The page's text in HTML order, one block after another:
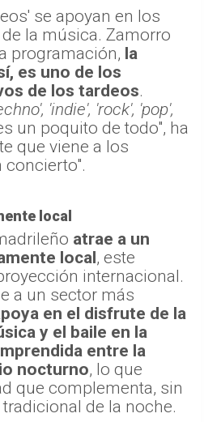
se apoyan en los
la música. Zamorro
programación, la
es uno de los
de los tardeos.
'indie', 'rock', 'pop',
un poquito de todo", ha
que viene a los
concierto".
local
atrae a un
local, este
internacional.
a un sector más
en el disfrute de la
y el baile en la
entre la
nocturno, lo que
que complementa, sin
de la noche.